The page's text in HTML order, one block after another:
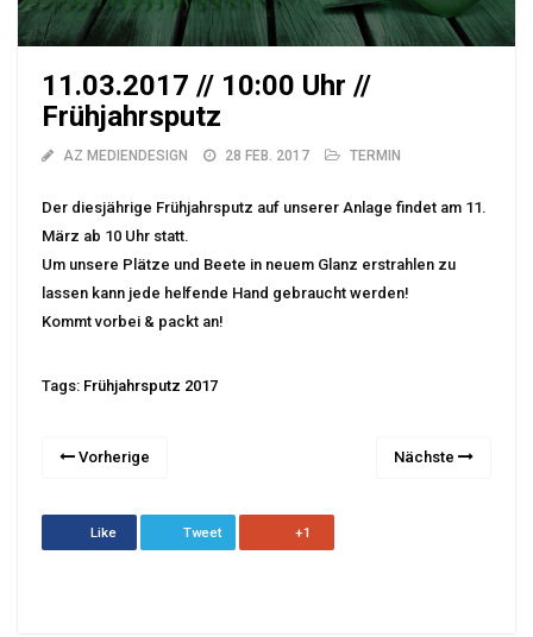
11.03.2017 // 10:00 Uhr //
Frühjahrsputz
AZ MEDIENDESIGN 28 FEB. 2017 TERMIN
Der diesjährige Frühjahrsputz auf unserer Anlage findet am 11.
März ab 10 Uhr statt.
Um unsere Plätze und Beete in neuem Glanz erstrahlen zu
lassen kann jede helfende Hand gebraucht werden!
Kommt vorbei & packt an!
Tags: Frühjahrsputz 2017
Vorherige Nächste
Like Tweet +1